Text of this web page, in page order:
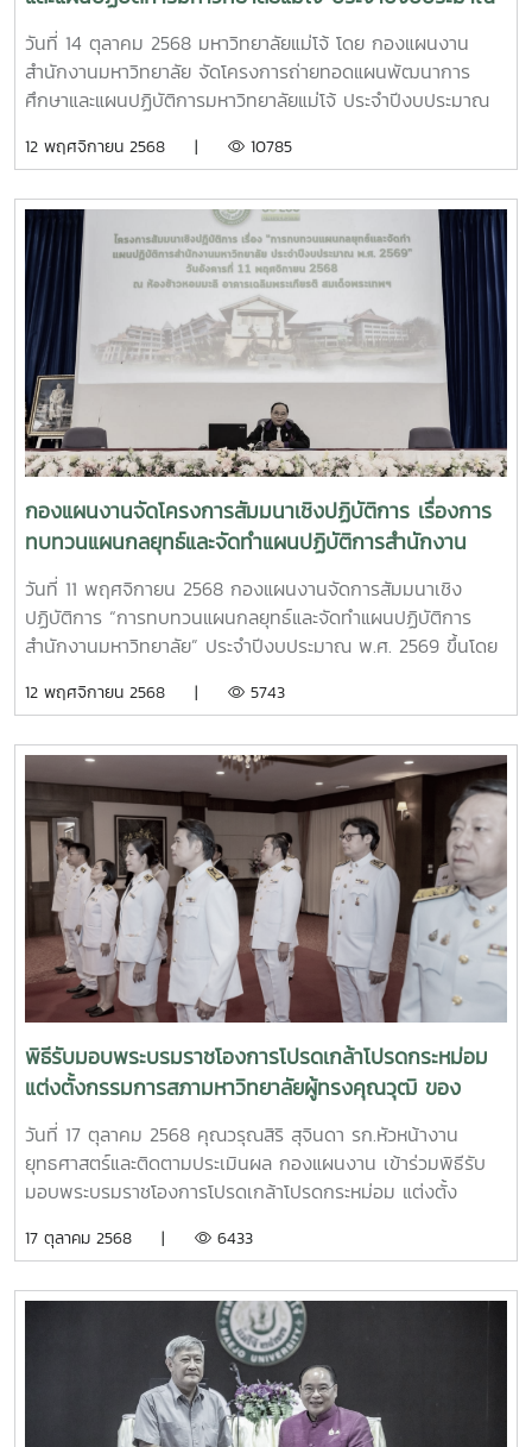
2569 สู่การปฏิบัติ
วันที่ 14 ตุลาคม 2568 มหาวิทยาลัยแม่โจ้ โดย กองแผนงาน
สำนักงานมหาวิทยาลัย จัดโครงการถ่ายทอดแผนพัฒนาการ
ศึกษาและแผนปฏิบัติการมหาวิทยาลัยแม่โจ้ ประจำปีงบประมาณ
ดร.วีระพล ทองมา อธิการบดีมหาวิทยาลัยแม่โจ้ เป็นประธาน
และผู้ช่วยอธิการบดี ได้ร่วมนำเสนอแนวทางการขับเคลื่อนการ
ดำเนินงานในในความรับผิดชอบของผู้บริหาร ประจำ
ปีงบประมาณ พ.ศ. 2569 เพื่อให้ส่วนงานและหน่วยงานภายใน
มหาวิทยาลัย รับทราบทิศทางการพัฒนามหาวิทยาลัย แผนปฏิบัติ
การฯ รวมถึงการขับเคลื่อนการดำเนินงานในส่วนต่างๆ ให้บรรลุ
เป้าเหมายที่กำหนดไว้
12 พฤศจิกายน 2568 | 10785
กองแผนงานจัดโครงการสัมมนาเชิงปฏิบัติการ เรื่องการ
ทบทวนแผนกลยุทธ์และจัดทำแผนปฏิบัติการสำนักงาน
มหาวิทยาลัย ประจำปีงบประมาณ พ.ศ. 2569
วันที่ 11 พฤศจิกายน 2568 กองแผนงานจัดการสัมมนาเชิง
ปฏิบัติการ “การทบทวนแผนกลยุทธ์และจัดทำแผนปฏิบัติการ
สำนักงานมหาวิทยาลัย” ประจำปีงบประมาณ พ.ศ. 2569 ขึ้นโดย
มหาวิทยาลัยแม่โจ้ เป็นประธานเปิดการสัมมนา พร้อมมอบ
แผนปฏิบัติการมหาวิทยาลัย ประจำปีงบประมาณ พ.ศ. 2569 และ
ระดมความคิดเห็นในการทบทวนแผนกลยุทธ์และจัดทำแผนปฏิบัติ
การสำนักงานมหาวิทยาลัยให้สอดคล้องและสนับสนุนการดำเนิน
งานตามนโยบายและแผนของมหาวิทยาลัย ตามกระบวนการ
ประกันคุณภาพ ของเกณฑ์ EdPEx ทั้งนี้ มีคณะผู้บริหาร หัวหน้า
หน่วยงาน และบุคลกรที่เกี่ยวข้อง เข้าร่วม
12 พฤศจิกายน 2568 | 5743
พิธีรับมอบพระบรมราชโองการโปรดเกล้าโปรดกระหม่อม
แต่งตั้งกรรมการสภามหาวิทยาลัยผู้ทรงคุณวุฒิ ของ
มหาวิทยาลัยแม่โจ้
วันที่ 17 ตุลาคม 2568 คุณวรุณสิริ สุจินดา รก.หัวหน้างาน
ยุทธศาสตร์และติดตามประเมินผล กองแผนงาน เข้าร่วมพิธีรับ
มอบพระบรมราชโองการโปรดเกล้าโปรดกระหม่อม แต่งตั้ง
ในฐานะ กรรมการสภามหาวิทยาลัย จากผู้ปฏิบัติงานภายใน
สำนักงานมหาวิทยาลัย มหาวิทยาลัยแม่โจ้
17 ตุลาคม 2568 | 6433